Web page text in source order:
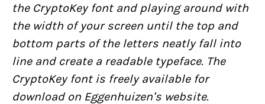
the CryptoKey font and playing around with
the width of your screen until the top and
bottom parts of the letters neatly fall into
line and create a readable typeface. The
CryptoKey font is freely available for
download on Eggenhuizen’s website.